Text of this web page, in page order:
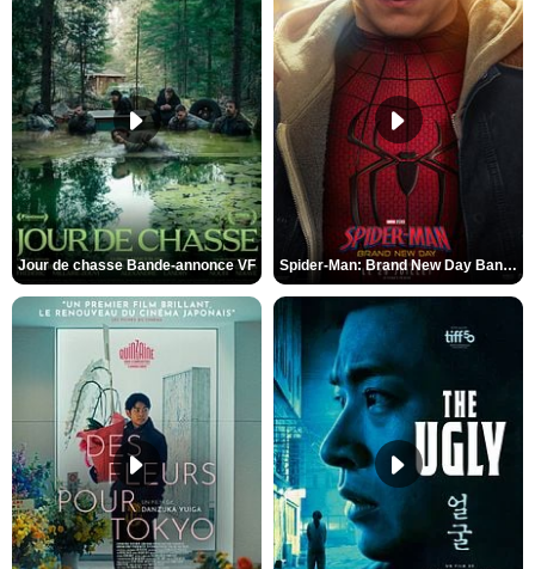
Jour de chasse Bande-annonce VF Spider-Man: Brand New Day Bande-annonce (3) VO STFR